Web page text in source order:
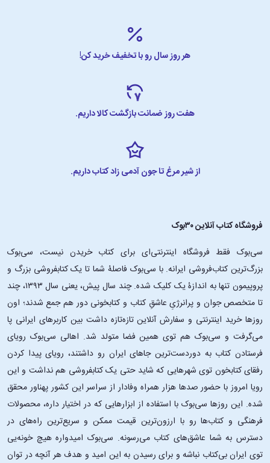
هر روز سال رو با تخفیف خرید کن!
هفت روز ضمانت بازگشت کالا داریم.
از شیر مرغ تا جون آدمی زاد کتاب داریم.
فروشگاه کتاب آنلاین ۳۰بوک
سی‌بوک فقط فروشگاه اینترنتی‌ای برای کتاب خریدن نیست، سی‌بوک
بزرگ‌ترین کتاب‌فروشی ایرانه. با سی‌بوک فاصلۀ شما تا یک کتابفروشی بزرگ و
پروپیمون تنها به اندازۀ یک کلیک شده. چند سال پیش، یعنی سال ۱۳۹۳، چند
تا متخصص جوان و پرانرژیِ عاشقِ کتاب و کتابخونی دور هم جمع شدند؛ اون‌
روزها خرید اینترنتی و سفارش آنلاین تازه‌تازه داشت بین کاربرهای ایرانی پا
می‌گرفت و سی‌بوک هم توی همین فضا متولد شد. اهالی سی‌بوک رویای
فرستادن کتاب به دوردست‌ترین جاهای ایران رو داشتند، رویای پیدا کردن
رفقای کتابخون توی شهرهایی که شاید حتی یک کتابفروشی هم نداشت و این
رویا امروز با حضور صدها هزار همراه وفادار از سراسر این کشور پهناور محقق
شده. این ‌روزها سی‌بوک با استفاده از ابزارهایی که در اختیار داره، محصولات
فرهنگی و کتاب‌ها رو با ارزون‌ترین قیمت ممکن و سریع‌ترین راه‌های در
دسترس به شما عاشق‌های کتاب می‌رسونه. سی‌بوک امیدواره هیچ خونه‌یی
توی ایران بی‌کتاب نباشه و برای رسیدن به این امید و هدف هر آنچه در توان